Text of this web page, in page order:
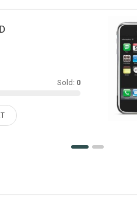
Sold: 0